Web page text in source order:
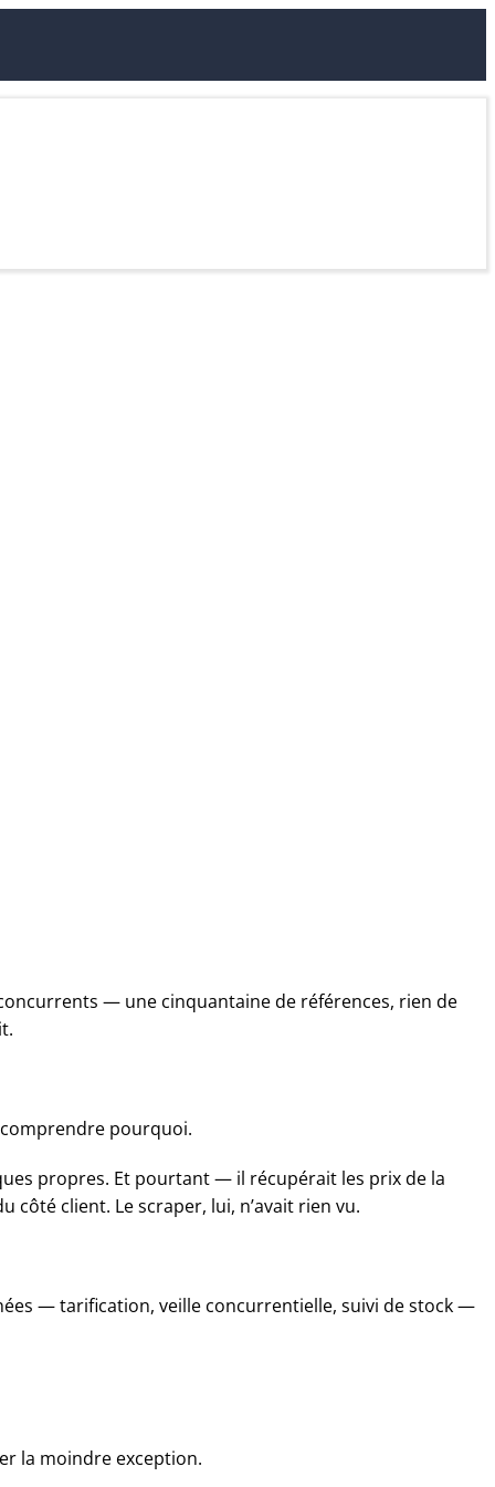
— une cinquantaine de références, rien de
pourquoi.
propres. Et pourtant — il récupérait les prix de la
client. Le scraper, lui, n’avait rien vu.
— tarification, veille concurrentielle, suivi de stock —
la moindre exception.